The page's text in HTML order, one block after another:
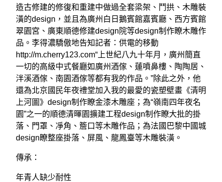
造古修建的修復和重建中做過全套梁架、鬥拱、木雕裝
潢的design，並且為廣州白日鵝賓館嘉賓廳、西方賓館
翠園宮、廣東順德修建design院等design制作瞭木雕作
品。李得濃驕傲地告知記者：供電的移動
http://m.cherry123.com“上世紀八九十年月，廣州簡直
一切的高級中式餐廳如廣州酒傢、蓮噴鼻樓、陶陶居、
泮溪酒傢、南園酒傢等都有我的作品。”除此之外，他
還為北京國民年夜禮堂加入我的最愛的瓷塑壁畫《清明
上河圖》design制作瞭金漆木雕座；為“嶺南四年夜名
園”之一的順德清暉園擴建工程design制作瞭大批的掛
落、門罩、凈角、簷口等木雕作品；為法國巴黎中國城
design瞭整座掛落、屏風、龍鳳臺等木雕裝潢。
傳承：
年青人缺少耐性